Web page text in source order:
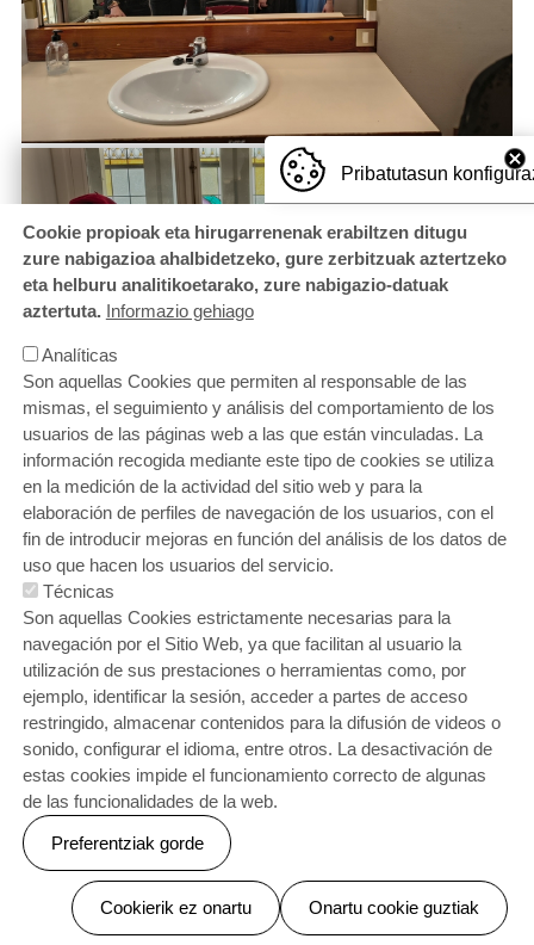
Pribatutasun
Cookie propioak eta hirugarrenenak erabiltzen ditugu
zure nabigazioa ahalbidetzeko, gure zerbitzuak aztertzeko
eta helburu analitikoetarako, zure nabigazio-datuak
aztertuta. Informazio gehiago
Analíticas
Son aquellas Cookies que permiten al responsable de las
mismas, el seguimiento y análisis del comportamiento de los
usuarios de las páginas web a las que están vinculadas. La
información recogida mediante este tipo de cookies se utiliza
en la medición de la actividad del sitio web y para la
elaboración de perfiles de navegación de los usuarios, con el
fin de introducir mejoras en función del análisis de los datos de
uso que hacen los usuarios del servicio.
Técnicas
Son aquellas Cookies estrictamente necesarias para la
navegación por el Sitio Web, ya que facilitan al usuario la
utilización de sus prestaciones o herramientas como, por
ejemplo, identificar la sesión, acceder a partes de acceso
restringido, almacenar contenidos para la difusión de videos o
sonido, configurar el idioma, entre otros. La desactivación de
estas cookies impide el funcionamiento correcto de algunas
de las funcionalidades de la web.
Preferentziak gorde
Cookierik ez onartu Onartu cookie guztiak
Baimenak ezeztatu